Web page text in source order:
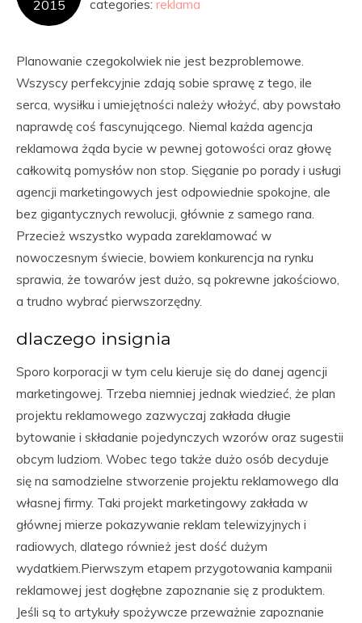
2015 categories: reklama
Planowanie czegokolwiek nie jest bezproblemowe.
Wszyscy perfekcyjnie zdają sobie sprawę z tego, ile
serca, wysiłku i umiejętności należy włożyć, aby powstało
naprawdę coś fascynującego. Niemal każda agencja
reklamowa żąda bycie w pewnej gotowości oraz głowę
całkowitą pomysłów non stop. Sięganie po porady i usługi
agencji marketingowych jest odpowiednie spokojne, ale
bez gigantycznych rewolucji, głównie z samego rana.
Przecież wszystko wypada zareklamować w
nowoczesnym świecie, bowiem konkurencja na rynku
sprawia, że towarów jest dużo, są pokrewne jakościowo,
a trudno wybrać pierwszorzędny.
dlaczego insignia
Sporo korporacji w tym celu kieruje się do danej agencji
marketingowej. Trzeba niemniej jednak wiedzieć, że plan
projektu reklamowego zazwyczaj zakłada długie
bytowanie i składanie pojedynczych wzorów oraz sugestii
obcym ludziom. Wobec tego także dużo osób decyduje
się na samodzielne stworzenie projektu reklamowego dla
własnej firmy. Taki projekt marketingowy zakłada w
głównej mierze pokazywanie reklam telewizyjnych i
radiowych, dlatego również jest dość dużym
wydatkiem.Pierwszym etapem przygotowania kampanii
reklamowej jest dogłębne zapoznanie się z produktem.
Jeśli są to artykuły spożywcze przeważnie zapoznanie